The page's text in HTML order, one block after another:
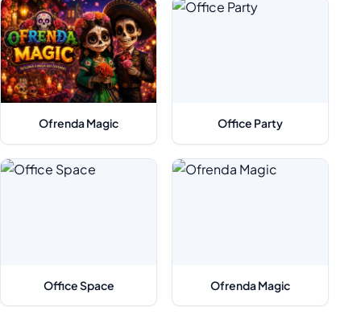
Ofrenda Magic Office Party
Office Space Ofrenda Magic